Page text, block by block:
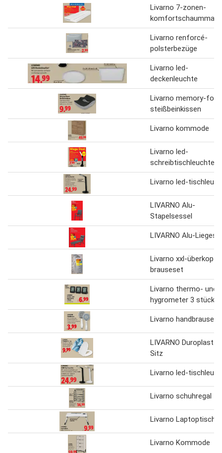
Livarno 7-zonen-
Livarno renforcé-
polsterbezüge
Livarno led-
deckenleuchte
Livarno memory-
steißbeinkissen
Livarno kommode
Livarno led-
schreibtischleuchte
Livarno led-
LIVARNO Alu-
Stapelsessel
LIVARNO Alu-
Livarno xxl-überkopf-
brauseset
Livarno thermo- und
hygrometer 3 stück
Livarno handbrause
LIVARNO Duroplast
Sitz
Livarno led-
Livarno schuhregal
Livarno Laptoptisch
Livarno Kommode